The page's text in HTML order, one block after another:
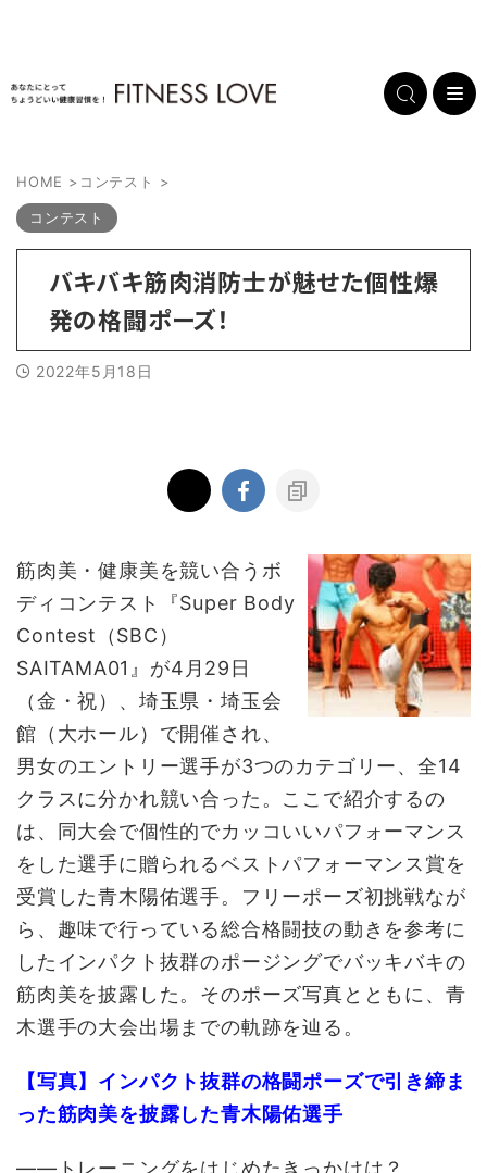
HOME > コンテスト >
コンテスト
バキバキ筋肉消防士が魅せた個性爆
発の格闘ポーズ！
2022年5月18日
筋肉美・健康美を競い合うボ
ディコンテスト『Super Body
Contest（SBC）
SAITAMA01』が4月29日
（金・祝）、埼玉県・埼玉会
館（大ホール）で開催され、
男女のエントリー選手が3つのカテゴリー、全14
クラスに分かれ競い合った。ここで紹介するの
は、同大会で個性的でカッコいいパフォーマンス
をした選手に贈られるベストパフォーマンス賞を
受賞した青木陽佑選手。フリーポーズ初挑戦なが
ら、趣味で行っている総合格闘技の動きを参考に
したインパクト抜群のポージングでバッキバキの
筋肉美を披露した。そのポーズ写真とともに、青
木選手の大会出場までの軌跡を辿る。
【写真】インパクト抜群の格闘ポーズで引き締ま
った筋肉美を披露した青木陽佑選手
――トレーニングをはじめたきっかけは？